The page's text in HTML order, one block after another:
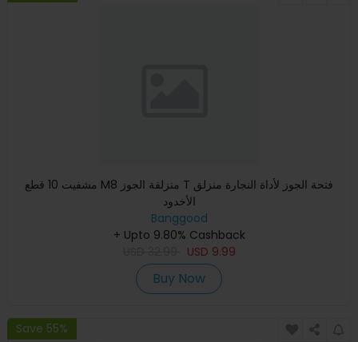
مشفيت 10 قطع M8 منزلقة الجوز T فتحة الجوز لأداة النجارة منزلق
الأخدود
Banggood
+ Upto 9.80% Cashback
USD 9.99
Buy Now
Save 55%